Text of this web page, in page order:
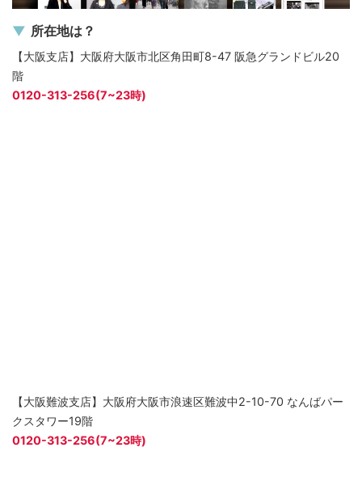
所在地は？
【大阪支店】大阪府大阪市北区角田町8-47 阪急グランドビル20
階
0120-313-256(7~23時)
【大阪難波支店】大阪府大阪市浪速区難波中2-10-70 なんばパー
クスタワー19階
0120-313-256(7~23時)